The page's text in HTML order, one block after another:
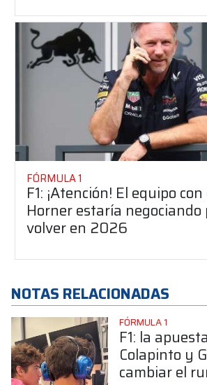
FÓRMULA 1
F1: ¡Atención! El equipo
Horner estaría negociando
volver en 2026
NOTAS RELACIONADAS
FÓRMULA 1
F1: la
Colapinto y
cambiar el